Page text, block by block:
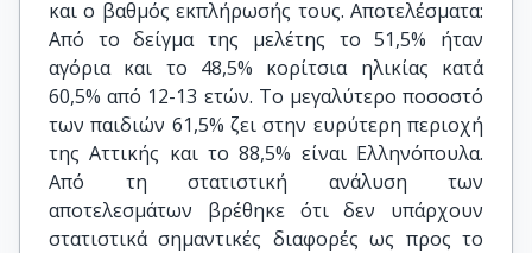
και ο βαθμός εκπλήρωσής τους. Αποτελέσματα:
Από το δείγμα της μελέτης το 51,5% ήταν
αγόρια και το 48,5% κορίτσια ηλικίας κατά
60,5% από 12-13 ετών. Το μεγαλύτερο ποσοστό
των παιδιών 61,5% ζει στην ευρύτερη περιοχή
της Αττικής και το 88,5% είναι Ελληνόπουλα.
Από τη στατιστική ανάλυση των
αποτελεσμάτων βρέθηκε ότι δεν υπάρχουν
στατιστικά σημαντικές διαφορές ως προς το